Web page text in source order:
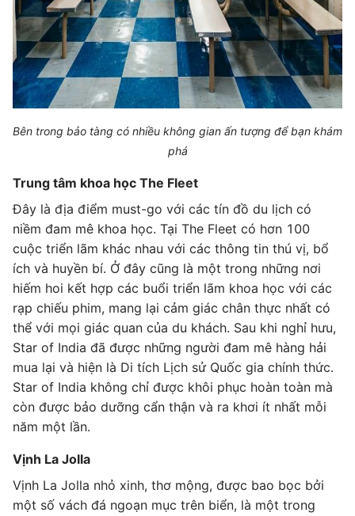
Bên trong bảo tàng có nhiều không gian ấn tượng để bạn khám
phá
Trung tâm khoa học The Fleet
Đây là địa điểm must-go với các tín đồ du lịch có
niềm đam mê khoa học. Tại The Fleet có hơn 100
cuộc triển lãm khác nhau với các thông tin thú vị, bổ
ích và huyền bí. Ở đây cũng là một trong những nơi
hiếm hoi kết hợp các buổi triển lãm khoa học với các
rạp chiếu phim, mang lại cảm giác chân thực nhất có
thể với mọi giác quan của du khách. Sau khi nghỉ hưu,
Star of India đã được những người đam mê hàng hải
mua lại và hiện là Di tích Lịch sử Quốc gia chính thức.
Star of India không chỉ được khôi phục hoàn toàn mà
còn được bảo dưỡng cẩn thận và ra khơi ít nhất mỗi
năm một lần.
Vịnh La Jolla
Vịnh La Jolla nhỏ xinh, thơ mộng, được bao bọc bởi
một số vách đá ngoạn mục trên biển, là một trong